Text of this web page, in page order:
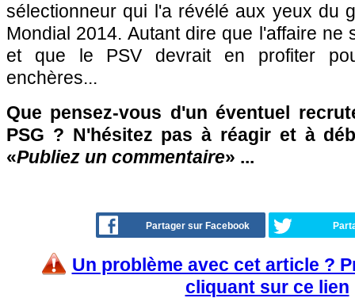
sélectionneur qui l'a révélé aux yeux du
Mondial 2014. Autant dire que l'affaire ne
et que le PSV devrait en profiter
enchères...
Que pensez-vous d'un éventuel
PSG ? N'hésitez pas à réagir et à
«Publiez un commentaire» ...
Partager sur Facebook
Un problème avec cet article ?
cliquant sur ce lien